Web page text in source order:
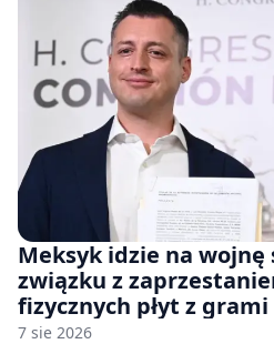
Meksyk idzie na wojnę
związku z
fizycznych płyt z grami
7 sie 2026